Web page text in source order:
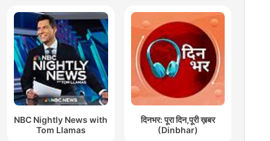
NBC Nightly News with
Tom Llamas
दिनभर: पूरा दिन,पूरी ख़बर
(Dinbhar)